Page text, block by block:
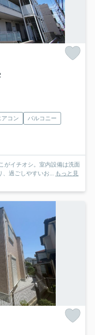
アコン
バルコニー
がイチオシ。室内設備は洗面
、過ごしやすいお... もっと見